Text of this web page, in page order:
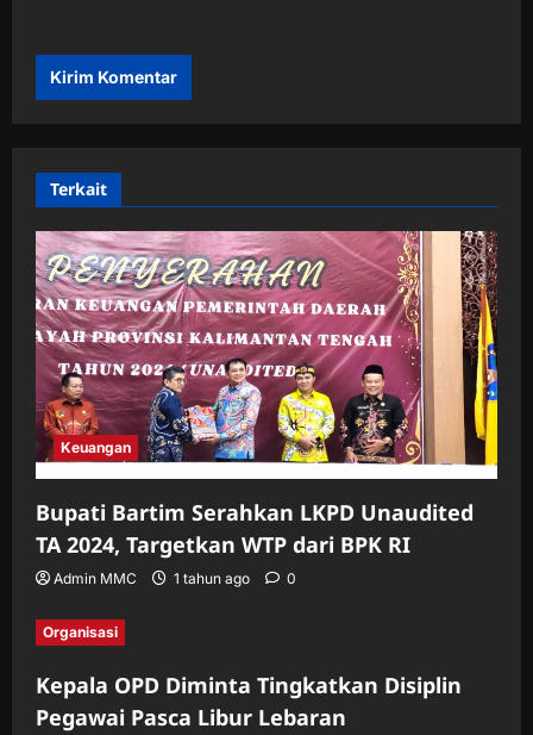
Terkait
Keuangan
Bupati Bartim Serahkan LKPD Unaudited
TA 2024, Targetkan WTP dari BPK RI
Admin MMC 1 tahun ago 0
Organisasi
Kepala OPD Diminta Tingkatkan Disiplin
Pegawai Pasca Libur Lebaran